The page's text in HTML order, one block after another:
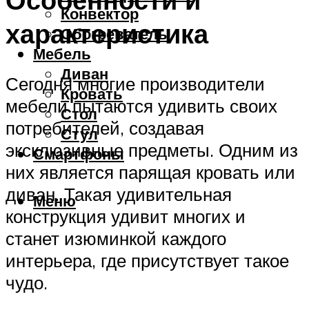
Конвектор
Обогреватель
Мебель
Диван
Кровать
Стол
Стул
Смартфоны
Меню
характеристика
Сегодня многие производители
мебели пытаются удивить своих
потребителей, создавая
эксклюзивные предметы. Одним из
них является парящая кровать или
диван. Такая удивительная
конструкция удивит многих и
станет изюминкой каждого
интерьера, где присутствует такое
чудо.